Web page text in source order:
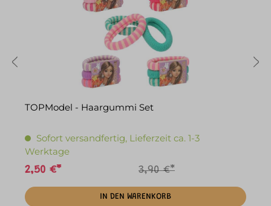
TOPModel - Haargummi Set
Sofort versandfertig, Lieferzeit ca. 1-3
Werktage
2,50 €* 3,90 €*
IN DEN WARENKORB